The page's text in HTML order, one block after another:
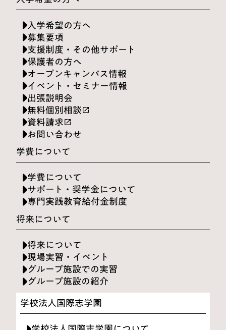
入学希望の方へ
募集要項
支援制度・その他サポート
保護者の方へ
オープンキャンパス情報
イベント・セミナー情報
出張説明会
無料個別相談launch
資料請求launch
お問い合わせ
学費について
学費について
サポート・奨学金について
専門実践教育給付金制度
将来について
将来について
現場実習・イベント
グループ施設での実習
グループ施設の紹介
学校法人国際志学園